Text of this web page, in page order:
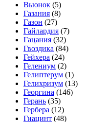
Вьюнок (5)
Газания (8)
Газон (27)
Гайлардия (7)
Гацания (32)
Гвоздика (84)
Гейхера (24)
Гелениум (2)
Гелиптерум (1)
Гелихризум (13)
Георгина (146)
Герань (35)
Гербера (12)
Гиацинт (48)